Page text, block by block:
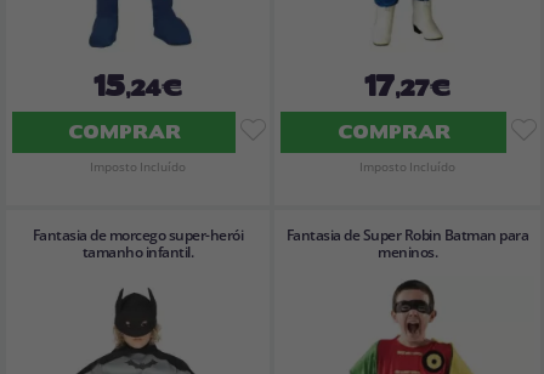
15,24€
COMPRAR
Imposto Incluído
17,27€
COMPRAR
Imposto Incluído
Fantasia de morcego super-herói
tamanho infantil.
Fantasia de Super Robin Batman para
meninos.